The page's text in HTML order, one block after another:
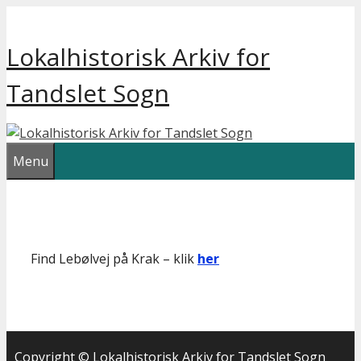
indhold
Lokalhistorisk Arkiv for
Tandslet Sogn
Menu
Find Lebølvej på Krak – klik her
Copyright © Lokalhistorisk Arkiv for Tandslet Sogn